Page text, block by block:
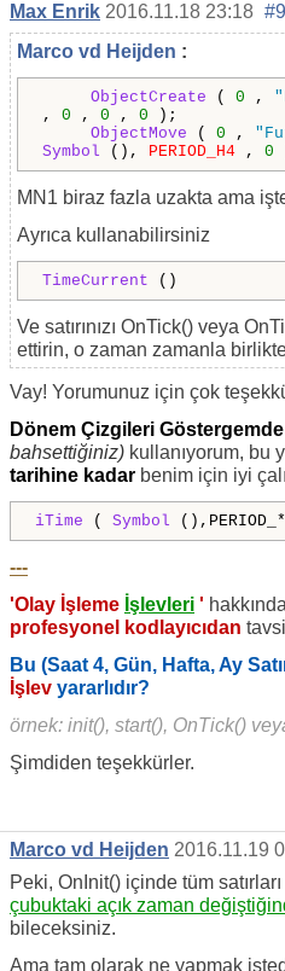
Max Enrik 2016.11.18 23:18 #9
Marco vd Heijden :
ObjectCreate ( 0 ,
, 0 , 0 , 0 );
ObjectMove ( 0 ,
Symbol (), PERIOD_H4 , 0
MN1 biraz fazla uzakta ama
Ayrıca kullanabilirsiniz
TimeCurrent ()
Ve satırınızı OnTick() veya
ettirin, o zaman zamanla
Vay! Yorumunuz için çok
Dönem Çizgileri Göstergemde
bahsettiğiniz) kullanıyorum, bu
tarihine kadar benim için iyi
iTime ( Symbol
---
'Olay İşleme İşlevleri '
profesyonel kodlayıcıdan
Bu (Saat 4, Gün, Hafta, Ay
İşlev yararlıdır?
örnek: init(), start(), OnTick()
Şimdiden teşekkürler.
Marco vd Heijden 2016.11.19
Peki, OnInit() içinde tüm
çubuktaki açık zaman
bileceksiniz.
Ama tam olarak ne yapmak